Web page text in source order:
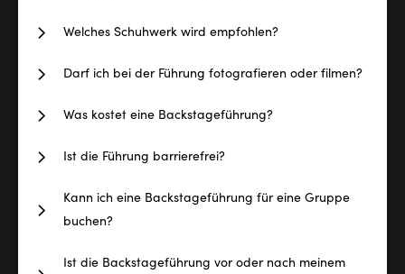
Welches Schuhwerk wird empfohlen?
Darf ich bei der Führung fotografieren oder filmen?
Was kostet eine Backstageführung?
Ist die Führung barrierefrei?
Kann ich eine Backstageführung für eine Gruppe
buchen?
Ist die Backstageführung vor oder nach meinem